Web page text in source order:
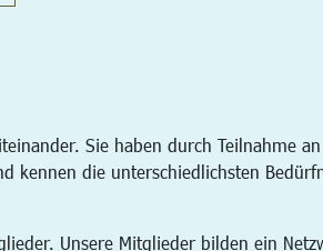
Sie haben durch Teilnahme
kennen die unterschiedlichsten
Unsere Mitglieder bilden ein